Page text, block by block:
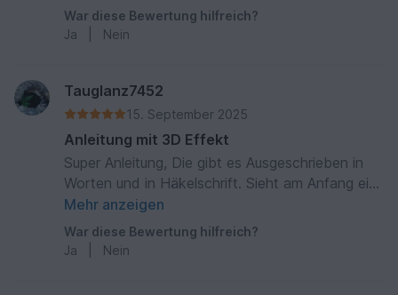
War diese Bewertung hilfreich?
Ja
Nein
Tauglanz7452
15. September 2025
Anleitung mit 3D Effekt
Super Anleitung, Die gibt es Ausgeschrieben in
Worten und in Häkelschrift. Sieht am Anfang ein
wenig aufwendig aus, aber im Laufe der Arbeit
ergibt es ein wunderschönes Muster mit einem
coolen 3D-Effekt durch das Muschelmuster.
Mehr anzeigen
War diese Bewertung hilfreich?
Ja
Nein